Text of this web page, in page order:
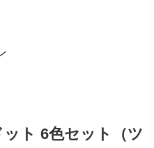
ト 6色セット（ツ